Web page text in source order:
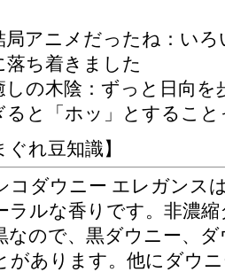
局アニメだったね ：い
落ち着きました
しの木陰 ：ずっと日向
ると「ホッ」とするこ
ぐれ豆知識】
コダウニー エレガンス
ラルな香りです。非濃
なので、黒ダウニー、
があります。他にダウ